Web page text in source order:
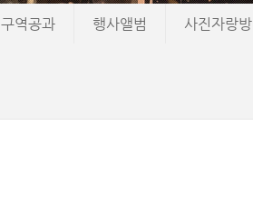
구역공과 행사앨범 사진자랑방